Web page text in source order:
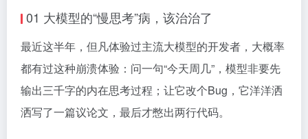
01 大模型的“慢思考”病，该治治了
最近这半年，但凡体验过主流大模型的开发者，大概率
都有过这种崩溃体验：问一句“今天周几”，模型非要先
输出三千字的内在思考过程；让它改个Bug，它洋洋洒
洒写了一篇议论文，最后才憋出两行代码。